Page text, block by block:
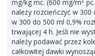
mg/kg mc. (600 mg/m
należy rozcieńczyć w
w 300 do 500 ml 0,9%
trwającej 4 h. Jeśli nie
należy podawać przez
całkowitej dawki